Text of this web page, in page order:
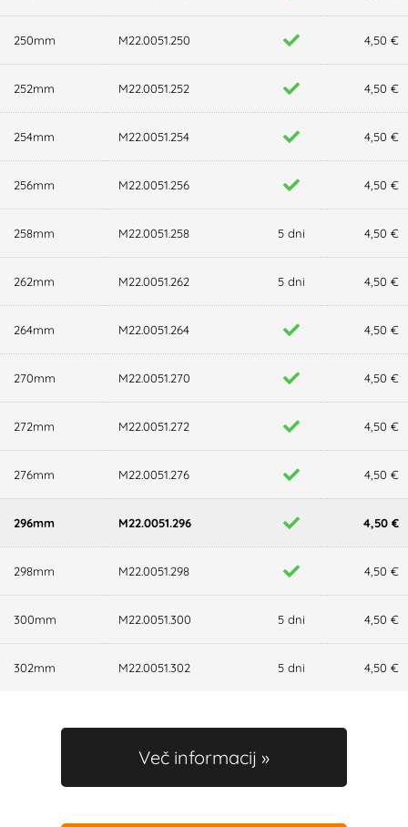
250mm M22.0051.250 4,50 €
252mm M22.0051.252 4,50 €
254mm M22.0051.254 4,50 €
256mm M22.0051.256 4,50 €
258mm M22.0051.258 5 dni 4,50 €
262mm M22.0051.262 5 dni 4,50 €
264mm M22.0051.264 4,50 €
270mm M22.0051.270 4,50 €
272mm M22.0051.272 4,50 €
276mm M22.0051.276 4,50 €
296mm M22.0051.296 4,50 €
298mm M22.0051.298 4,50 €
300mm M22.0051.300 5 dni 4,50 €
302mm M22.0051.302 5 dni 4,50 €
Več informacij